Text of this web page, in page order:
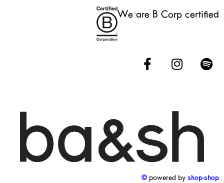
We are B Corp certified
powered by shop-shop ©️